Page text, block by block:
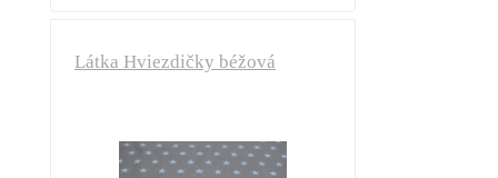
Látka Hviezdičky béžová